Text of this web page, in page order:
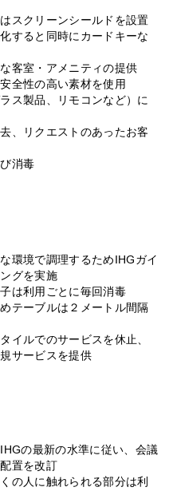
スクリーンシールドを設置
すると同時にカードキーな
客室・アメニティの提供
全性の高い素材を使用
ス製品、リモコンなど）に
、リクエストのあったお客
消毒
環境で調理するためIHGガイ
グを実施
は利用ごとに毎回消毒
テーブルは２メートル間隔
イルでのサービスを休止、
サービスを提供
の最新の水準に従い、会議
置を改訂
の人に触れられる部分は利